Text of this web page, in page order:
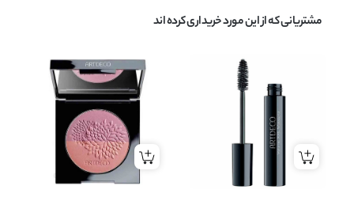
مشتریانی که از این مورد خریداری کرده اند